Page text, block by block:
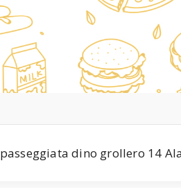
passeggiata dino grollero 14